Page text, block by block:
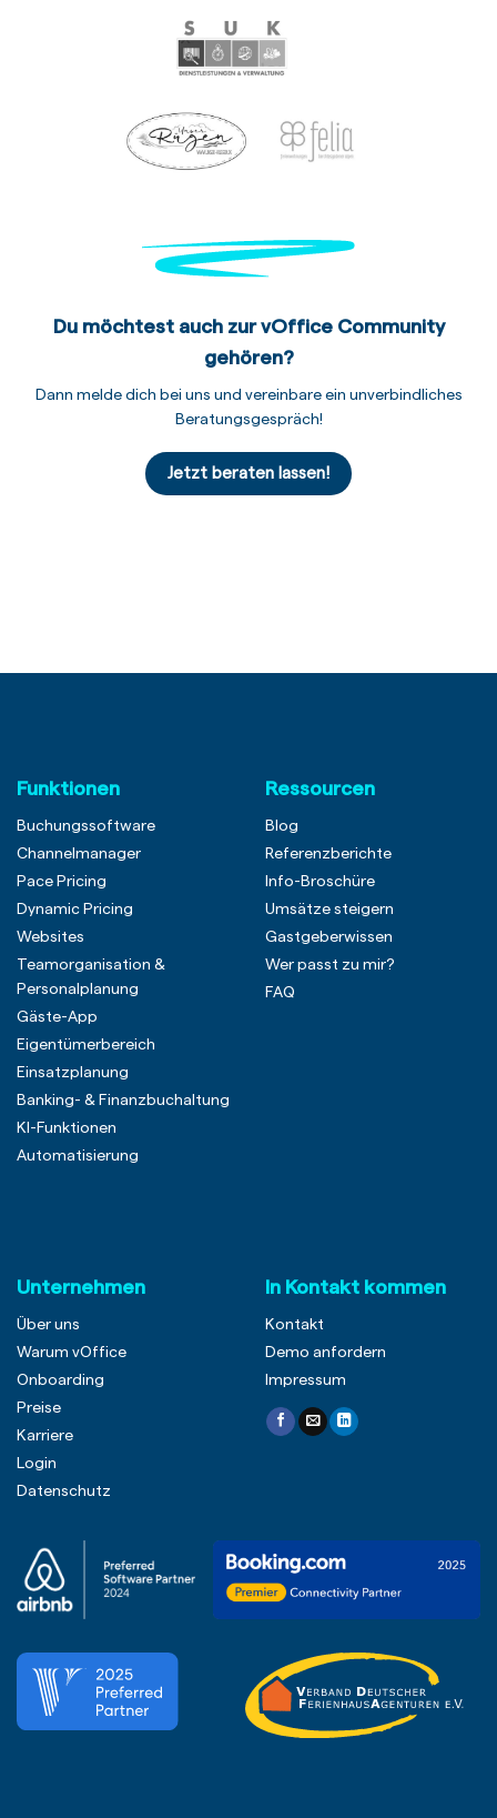
Du möchtest auch zur vOffice Community
gehören?
Dann melde dich bei uns und vereinbare ein unverbindliches
Beratungsgespräch!
Jetzt beraten lassen!
Funktionen
Buchungssoftware
Channelmanager
Pace Pricing
Dynamic Pricing
Websites
Teamorganisation &
Personalplanung
Gäste-App
Eigentümerbereich
Einsatzplanung
Banking- & Finanzbuchaltung
KI-Funktionen
Automatisierung
Ressourcen
Blog
Referenzberichte
Info-Broschüre
Umsätze steigern
Gastgeberwissen
Wer passt zu mir?
FAQ
Unternehmen
Über uns
Warum vOffice
Onboarding
Preise
Karriere
Login
Datenschutz
In Kontakt kommen
Kontakt
Demo anfordern
Impressum